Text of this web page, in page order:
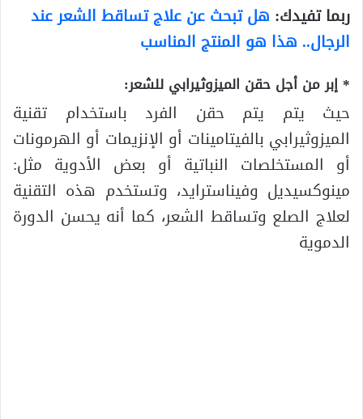
ربما تفيدك: هل تبحث عن علاج تساقط الشعر عند
الرجال.. هذا هو المنتج المناسب
* إبر من أجل حقن الميزوثيرابي للشعر:
حيث يتم يتم حقن الفرد باستخدام تقنية
الميزوثيرابي بالفيتامينات أو الإنزيمات أو الهرمونات
أو المستخلصات النباتية أو بعض الأدوية مثل:
مينوكسيديل وفيناسترايد، وتستخدم هذه التقنية
لعلاج الصلع وتساقط الشعر، كما أنه يحسن الدورة
الدموية